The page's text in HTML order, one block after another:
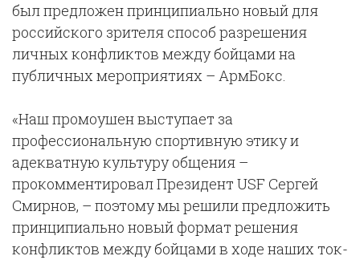
был предложен принципиально новый для
российского зрителя способ разрешения
личных конфликтов между бойцами на
публичных мероприятиях – АрмБокс.
«Наш промоушен выступает за
профессиональную спортивную этику и
адекватную культуру общения –
прокомментировал Президент USF Сергей
Смирнов, – поэтому мы решили предложить
принципиально новый формат решения
конфликтов между бойцами в ходе наших ток-